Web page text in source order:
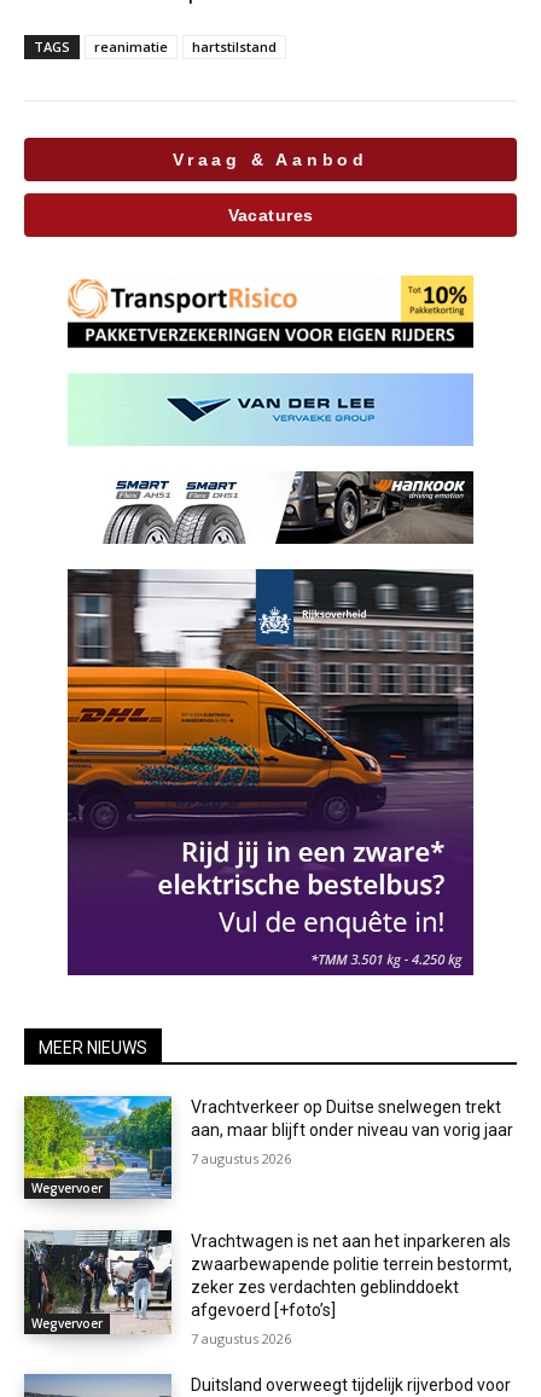
TAGS reanimatie hartstilstand
Vraag & Aanbod
Vacatures
MEER NIEUWS
Wegvervoer
Vrachtverkeer op Duitse snelwegen trekt
aan, maar blijft onder niveau van vorig jaar
7 augustus 2026
Wegvervoer
Vrachtwagen is net aan het inparkeren als
zwaarbewapende politie terrein bestormt,
zeker zes verdachten geblinddoekt
afgevoerd [+foto’s]
7 augustus 2026
Duitsland overweegt tijdelijk rijverbod voor